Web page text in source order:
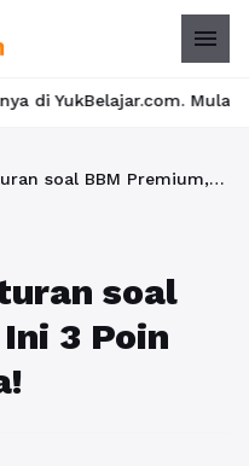
menu
Mulai langkah
Jokowi Ubah Aturan soal BBM Premium, Ini 3 Poin Pokok, Catat ya!
soal
3 Poin